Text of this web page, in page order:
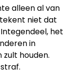
alleen al van
niet dat
het
in
houden.